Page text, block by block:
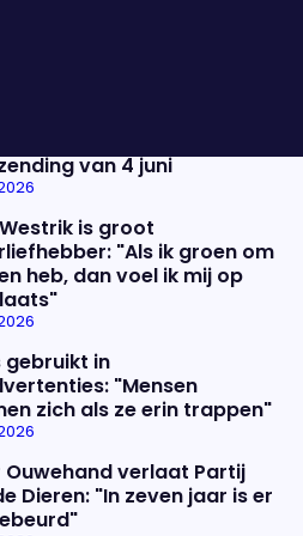
van 4 juni
is groot
"Als ik groen om
heb, dan voel ik mij op
gebruikt in
"Mensen
zich als ze erin trappen"
Ouwehand verlaat Partij
Dieren: "In zeven jaar is er